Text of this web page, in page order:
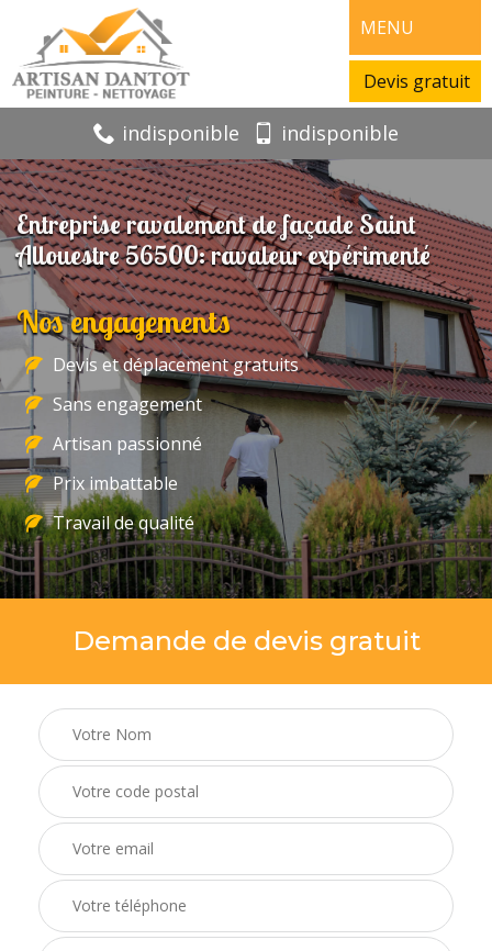
MENU
Devis gratuit
indisponible indisponible
Entreprise ravalement de façade Saint
Allouestre 56500: ravaleur expérimenté
Nos engagements
Devis et déplacement gratuits
Sans engagement
Artisan passionné
Prix imbattable
Travail de qualité
Demande de devis gratuit